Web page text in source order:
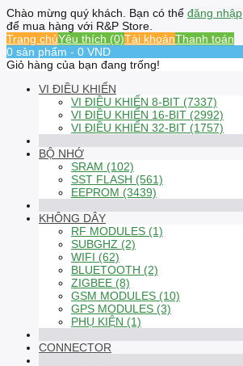
Chào mừng quý khách. Bạn có thể đăng nhập
để mua hàng với R&P Store.
Trang chủYêu thích (0)Tài khoảnThanh toán
0 sản phẩm - 0 VND
Giỏ hàng của bạn đang trống!
VI ĐIỀU KHIỂN
VI ĐIỀU KHIỂN 8-BIT (7337)
VI ĐIỀU KHIỂN 16-BIT (2992)
VI ĐIỀU KHIỂN 32-BIT (1757)
BỘ NHỚ
SRAM (102)
SST FLASH (561)
EEPROM (3439)
KHÔNG DÂY
RF MODULES (1)
SUBGHZ (2)
WIFI (62)
BLUETOOTH (2)
ZIGBEE (8)
GSM MODULES (10)
GPS MODULES (3)
PHỤ KIỆN (1)
CONNECTOR